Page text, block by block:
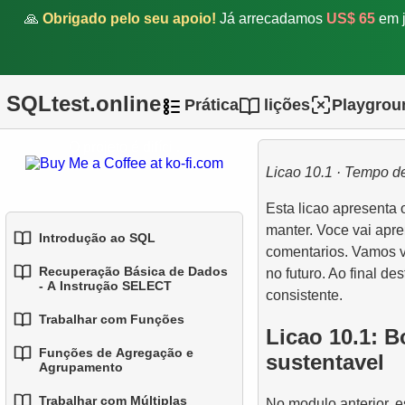
🙏 Obrigado pelo seu apoio! Já arrecadamos US$ 65 em
SQLtest.online Prática lições
Introdução ao SQL
1.Introdução a Bases de
3.Conceitos de Bases de
Dados Relacionais
Recuperação Básica de Dados
- A Instrução SELECT
1.Selecionando Dados de
uma Tabela
Trabalhar com Funções
1.Funções SQL Integradas
2.Funções Comuns de String
Funções de Agregação e
Agrupamento
Trabalhar com Múltiplas
Licao 10.1 · Tempo
Esta licao apresenta
manter. Voce vai
comentarios. Vamos
no futuro. Ao final
consistente.
Licao 10.1:
sustentavel